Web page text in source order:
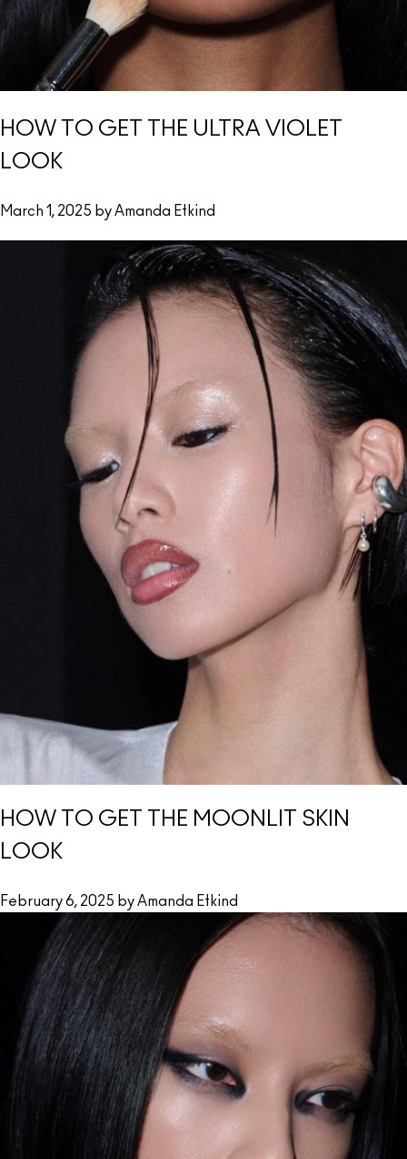
HOW TO GET THE ULTRA VIOLET
LOOK
March 1, 2025 by Amanda Etkind
HOW TO GET THE MOONLIT SKIN
LOOK
February 6, 2025 by Amanda Etkind